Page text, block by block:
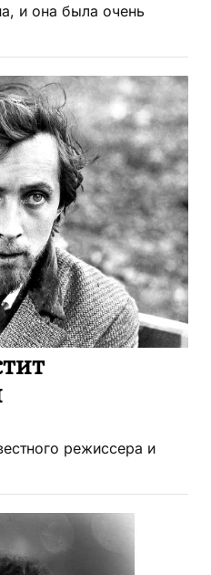
и она была очень
режиссера и